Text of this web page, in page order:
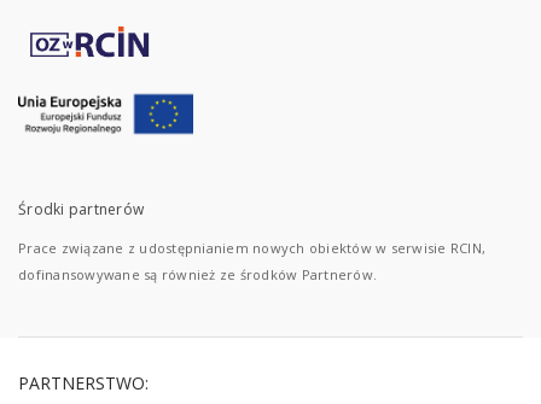
Środki partnerów
Prace związane z udostępnianiem nowych obiektów w serwisie RCIN,
dofinansowywane są również ze środków Partnerów.
PARTNERSTWO: